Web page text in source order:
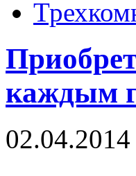
каждым